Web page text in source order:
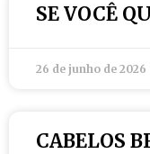
SE VOCÊ
26 de junho de 2026
CABELOS